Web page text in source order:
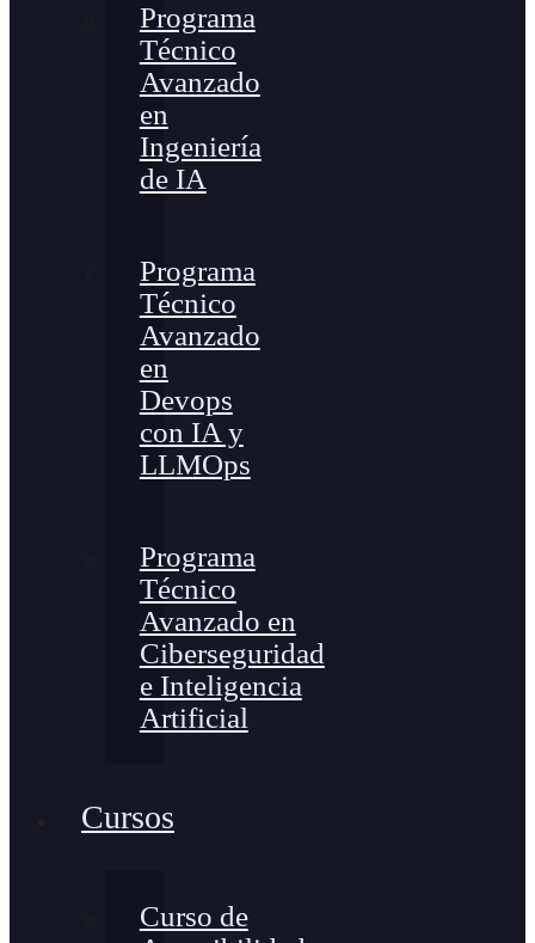
Programa
Técnico
Avanzado
en
Ingeniería
de IA
Programa
Técnico
Avanzado
en
Devops
con IA y
LLMOps
Programa
Técnico
Avanzado en
Ciberseguridad
e Inteligencia
Artificial
Cursos
Curso de